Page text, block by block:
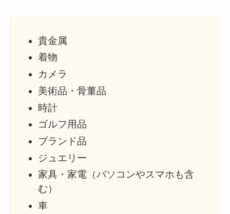
貴金属
着物
カメラ
美術品・骨董品
時計
ゴルフ用品
ブランド品
ジュエリー
家具・家電（パソコンやスマホも含
む）
車